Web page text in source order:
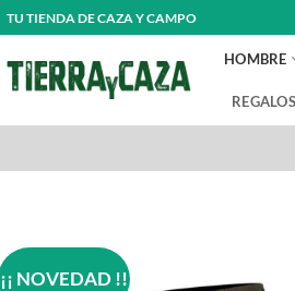
TU TIENDA DE CAZA Y CAMPO
HOMBRE
REGALOS
¡¡ NOVEDAD !!